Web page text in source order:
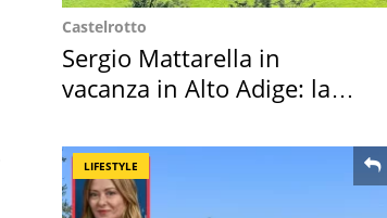
Castelrotto
Sergio Mattarella in
vacanza in Alto Adige: la
LIFESTYLE